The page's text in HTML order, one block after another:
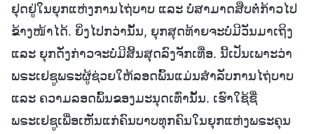
ຢຸດຢູ່ໃນຍຸກແຫ່ງການໄຖ່ບາບ ແລະ ບໍ່ສາມາດສືບຕໍ່ກ້າວໄປ
ຂ້າງໜ້າໄດ້. ຍິ່ງໄປກວ່ານັ້ນ, ຍຸກສຸດທ້າຍຈະບໍ່ມີວັນມາເຖິງ
ແລະ ຍຸກດັ່ງກ່າວຈະບໍ່ມີສິ້ນສຸດລົງຈັກເທື່ອ. ນີ້ເປັນເພາະວ່າ
ພຣະເຢຊູພຣະຜູ້ຊ່ວຍໃຫ້ລອດພົ້ນແມ່ນສຳລັບການໄຖ່ບາບ
ແລະ ຄວາມລອດພົ້ນຂອງມະນຸດເທົ່ານັ້ນ. ເຮົາໃຊ້ຊື່
ພຣະເຢຊູເພື່ອເຫັນແກ່ຄົນບາບທຸກຄົນໃນຍຸກແຫ່ງພຣະຄຸນ